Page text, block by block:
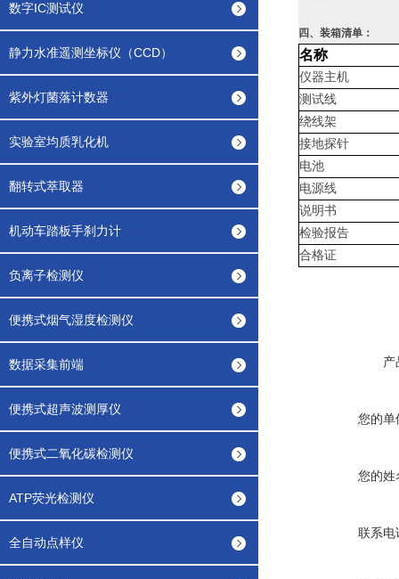
数字IC测试仪
静力水准遥测坐标仪（CCD）
紫外灯菌落计数器
实验室均质乳化机
翻转式萃取器
机动车踏板手刹力计
负离子检测仪
便携式烟气湿度检测仪
数据采集前端
便携式超声波测厚仪
便携式二氧化碳检测仪
ATP荧光检测仪
全自动点样仪
四、装箱清单：
名称
仪器主机
测试线
绕线架
接地探针
电池
电源线
说明书
检验报告
合格证
产
您的单
您的姓
联系电